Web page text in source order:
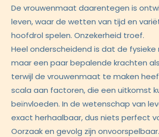
De vrouwenmaat daarentegen is
leven, waar de wetten van tijd en
hoofdrol spelen. Onzekerheid troef.
Heel onderscheidend is dat de
maar een paar bepalende krachten
terwijl de vrouwenmaat te maken
scala aan factoren, die een uitkomst
beïnvloeden. In de wetenschap van
exact herhaalbaar, dus niets perfect
Oorzaak en gevolg zijn onvoorspelbaar.